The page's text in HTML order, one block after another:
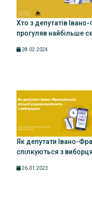
Хто з депутатів
прогуляв найбільше
28.02.2024
Як депутати Івано-
спілкуються з
26.01.2023